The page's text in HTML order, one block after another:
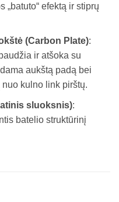
efektą ir stiprų
(Carbon Plate):
ir atšoka su
aukštą padą bei
kulno link pirštų.
sluoksnis):
batelio struktūrinį